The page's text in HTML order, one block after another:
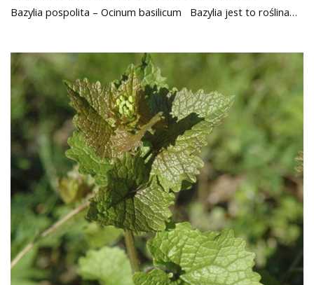
Bazylia pospolita – Ocinum basilicum Bazylia jest to roślina…